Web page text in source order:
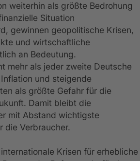
weiterhin als größte Bedrohung
Situation
gewinnen geopolitische Krisen,
und wirtschaftliche
an Bedeutung.
mehr als jeder zweite Deutsche
und steigende
als größte Gefahr für die
Damit bleibt die
mit Abstand wichtigste
die Verbraucher.
Krisen für erhebliche